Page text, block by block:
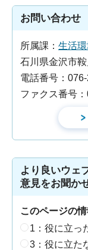
お問い合わせ
所属課： 生活
石川県金沢市
電話番号：
ファクス番号
より良いウェ
意見をお聞か
このページの
1：役に立っ
3：役に立た